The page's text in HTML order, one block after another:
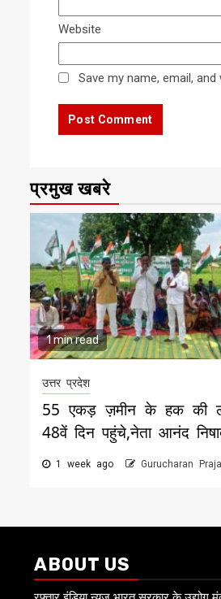
Website
Save my name, email,
प्रमुख खबरे
1 min read
उत्तर प्रदेश
55 एकड़ ज़मीन के हक की
48वें दिन पहुंचे,नेता आनंद
1 week ago Gurucharan
ABOUT US